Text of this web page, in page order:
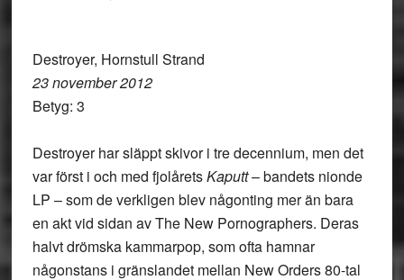
Destroyer, Hornstull Strand
23 november 2012
Betyg: 3
Destroyer har släppt skivor i tre decennium, men det
var först i och med fjolåretsKaputt– bandets nionde
LP – som de verkligen blev någonting mer än bara
en akt vid sidan av The New Pornographers. Deras
halvt drömska kammarpop, som ofta hamnar
någonstans i gränslandet mellan New Orders 80-tal